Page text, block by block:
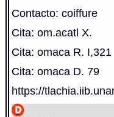
Contacto: coiffure
Cita: om.acatl X.
Cita: omaca R. I,321
Cita: omaca D. 79
https://